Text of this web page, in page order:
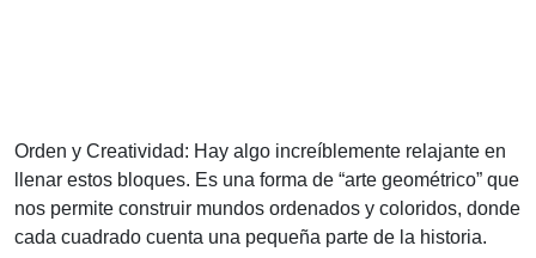
Orden y Creatividad: Hay algo increíblemente relajante en
llenar estos bloques. Es una forma de “arte geométrico” que
nos permite construir mundos ordenados y coloridos, donde
cada cuadrado cuenta una pequeña parte de la historia.